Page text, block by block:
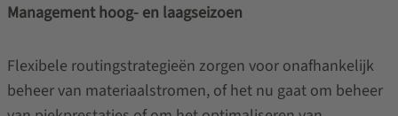
Management hoog- en laagseizoen
Flexibele routingstrategieën zorgen voor onafhankelijk
beheer van materiaalstromen, of het nu gaat om beheer